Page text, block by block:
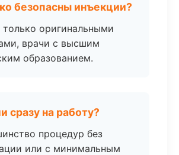
безопасны инъекции?
только оригинальными
врачи с высшим
образованием.
сразу на работу?
процедур без
или с минимальным